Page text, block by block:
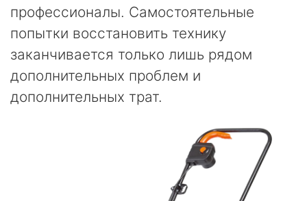
профессионалы. Самостоятельные
попытки восстановить технику
заканчивается только лишь рядом
дополнительных проблем и
дополнительных трат.